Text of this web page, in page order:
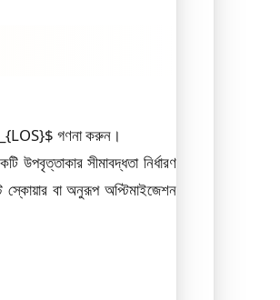
গণনা করুন।
সীমাবদ্ধতা নির্ধারণ
স্কোয়ার বা অনুরূপ অপ্টিমাইজেশন